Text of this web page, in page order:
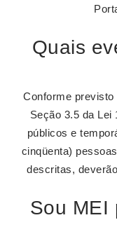
Quais
Conforme previsto
Seção 3.5 da Lei
públicos e
cinqüenta)
descritas,
Sou MEI